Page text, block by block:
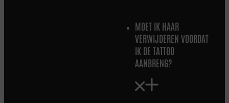
MOET IK HAAR
VERWIJDEREN VOORDAT
IK DE TATTOO
AANBRENG?